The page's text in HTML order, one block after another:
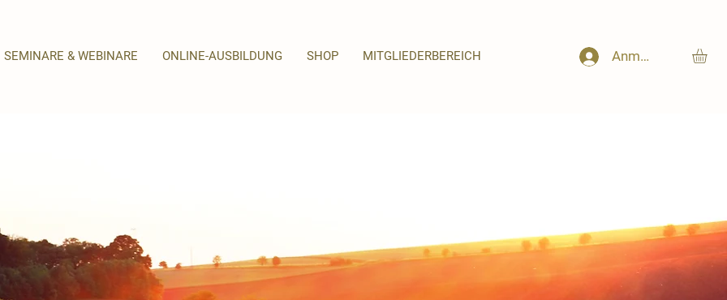
SEMINARE & WEBINARE ONLINE-AUSBILDUNG SHOP MITGLIEDERBEREICH Anmelden